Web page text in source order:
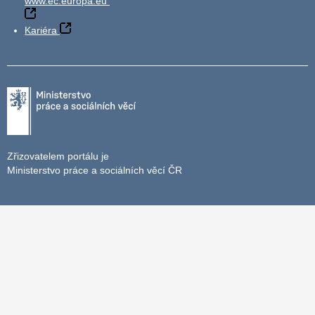
Kariéra
Zřizovatelem portálu je
Ministerstvo práce a sociálních věcí ČR